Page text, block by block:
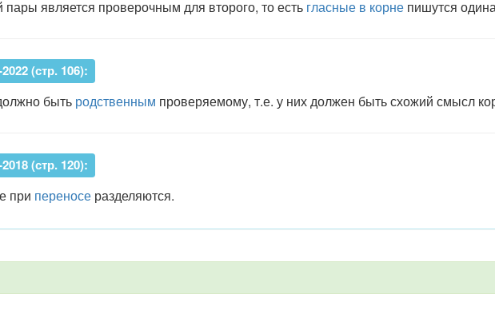
является проверочным для второго, то есть гласные в корне пишутся
(стр. 106):
быть родственным проверяемому, т.е. у них должен быть схожий смысл
(стр. 120):
при переносе разделяются.